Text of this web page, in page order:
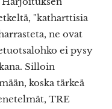
"katharttisia
ne ovat
ei pysy
Silloin
koska tärkeä
TRE